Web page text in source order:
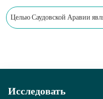
Целью Саудовской Аравии
разработка и производство.
Исследовать